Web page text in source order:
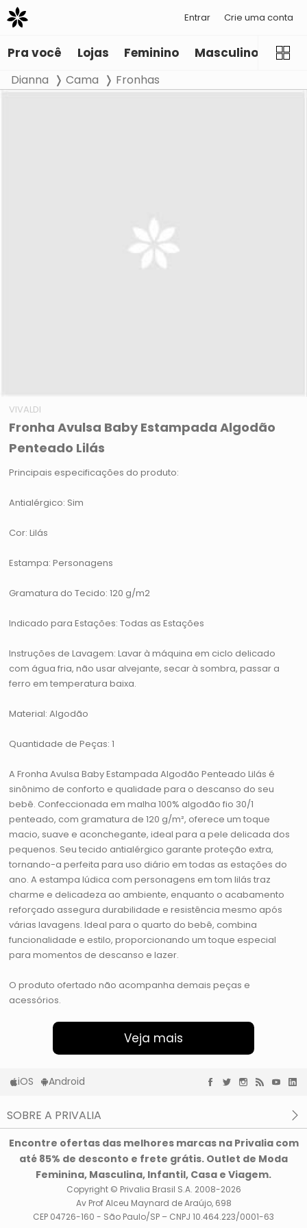
Entrar Crie uma conta
Pra você Lojas Feminino Masculino
Dianna Cama Fronhas
VIVALDI
Fronha Avulsa Baby Estampada Algodão
Penteado Lilás
Principais especificações do produto:
Antialérgico: Sim
Cor: Lilás
Estampa: Personagens
Gramatura do Tecido: 120 g/m2
Indicado para Estações: Todas as Estações
Instruções de Lavagem: Lavar à máquina em ciclo delicado
com água fria, não usar alvejante, secar à sombra, passar a
ferro em temperatura baixa.
Material: Algodão
Quantidade de Peças: 1
A Fronha Avulsa Baby Estampada Algodão Penteado Lilás é
sinônimo de conforto e qualidade para o descanso do seu
bebê. Confeccionada em malha 100% algodão fio 30/1
penteado, com gramatura de 120 g/m², oferece um toque
macio, suave e aconchegante, ideal para a pele delicada dos
pequenos. Seu tecido antialérgico garante proteção extra,
tornando-a perfeita para uso diário em todas as estações do
ano. A estampa lúdica com personagens em tom lilás traz
charme e delicadeza ao ambiente, enquanto o acabamento
reforçado assegura durabilidade e resistência mesmo após
várias lavagens. Ideal para o quarto do bebê, combina
funcionalidade e estilo, proporcionando um toque especial
para momentos de descanso e lazer.
O produto ofertado não acompanha demais peças e
acessórios.
Veja mais
iOS Android
SOBRE A PRIVALIA
Privacidade e Cookies
Condições de uso
Encontre ofertas das melhores marcas na Privalia com
até 85% de desconto e frete grátis. Outlet de Moda
Feminina, Masculina, Infantil, Casa e Viagem.
Copyright © Privalia Brasil S.A. 2008-2026
Av Prof Alceu Maynard de Araújo, 698
CEP 04726-160 - São Paulo/SP – CNPJ 10.464.223/0001-63